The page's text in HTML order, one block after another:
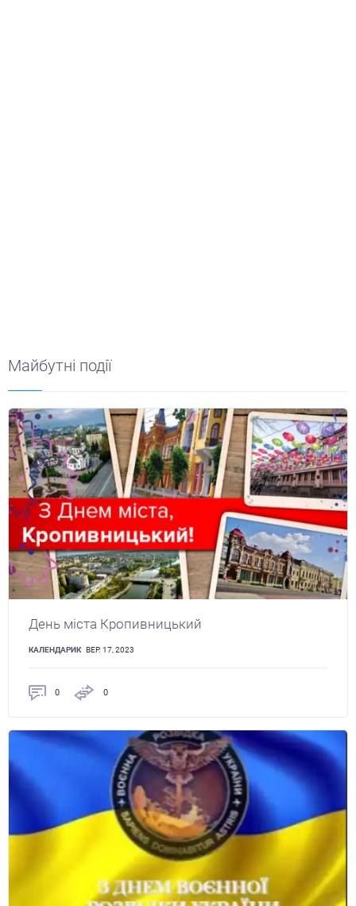
Майбутні події
День міста Кропивницький
КАЛЕНДАРИК ВЕР. 17, 2023
0 0